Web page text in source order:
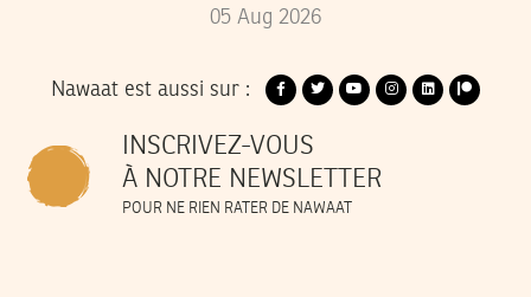
05 Aug 2026
Nawaat est aussi sur :
INSCRIVEZ-VOUS
À NOTRE NEWSLETTER
POUR NE RIEN RATER DE NAWAAT